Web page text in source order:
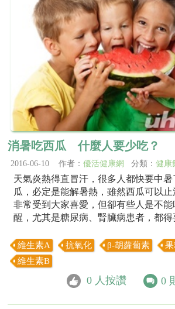
消暑吃西瓜 什麼人要少吃？
2016-06-10 作者： 優活健康網 分類： 健康
天氣炎熱得直冒汗，很多人都快要中
瓜，必定是能解暑熱，雖然西瓜可以止
非常受到大家喜愛，但卻有些人是不
醒，尤其是糖尿病、腎臟病患者，都得
維生素A 抗氧化 β-胡蘿蔔素
維生素B
0 人按讚 0